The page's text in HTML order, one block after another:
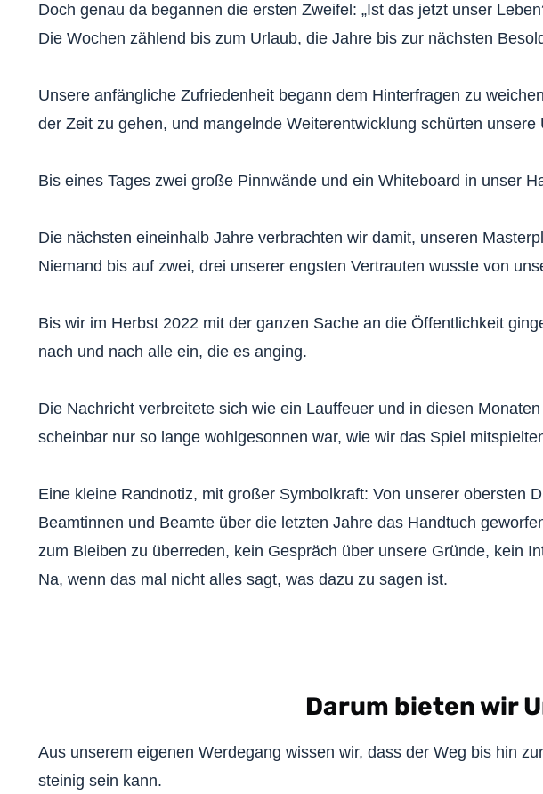
Doch genau da begannen die ersten Zweifel: „Ist das jetzt unser
Die Wochen zählend bis zum Urlaub, die Jahre bis zur nächsten
Unsere anfängliche Zufriedenheit begann dem Hinterfragen zu
der Zeit zu gehen, und mangelnde Weiterentwicklung schürten unsere
Bis eines Tages zwei große Pinnwände und ein Whiteboard in unser
Die nächsten eineinhalb Jahre verbrachten wir damit, unseren
Niemand bis auf zwei, drei unserer engsten Vertrauten wusste von
Bis wir im Herbst 2022 mit der ganzen Sache an die Öffentlichkeit
nach und nach alle ein, die es anging.
Die Nachricht verbreitete sich wie ein Lauffeuer und in diesen
scheinbar nur so lange wohlgesonnen war, wie wir das Spiel
Eine kleine Randnotiz, mit großer Symbolkraft: Von unserer obersten
Beamtinnen und Beamte über die letzten Jahre das Handtuch
zum Bleiben zu überreden, kein Gespräch über unsere Gründe, kein
Na, wenn das mal nicht alles sagt, was dazu zu sagen ist.
Darum bieten wir
Aus unserem eigenen Werdegang wissen wir, dass der Weg bis hin
steinig sein kann.